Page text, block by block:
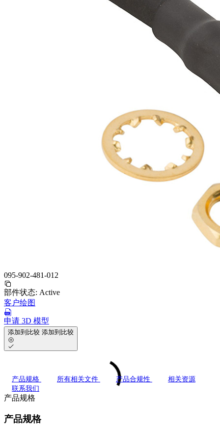
095-902-481-012
部件状态: Active
客户绘图
申请 3D 模型
添加到比较 添加到比较
产品规格 所有相关文件 产品合规性
相关资源
联系我们
产品规格
产品规格